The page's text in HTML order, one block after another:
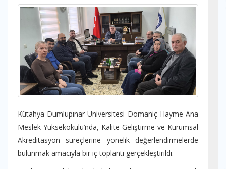
Kütahya Dumlupınar Üniversitesi Domaniç Hayme Ana
Meslek Yüksekokulu’nda, Kalite Geliştirme ve Kurumsal
Akreditasyon süreçlerine yönelik değerlendirmelerde
bulunmak amacıyla bir iç toplantı gerçekleştirildi.